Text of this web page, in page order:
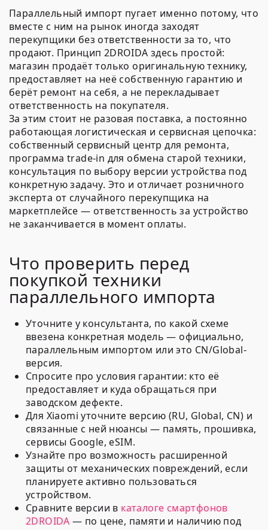
Параллельный импорт пугает именно потому, что
вместе с ним на рынок иногда заходят
перекупщики без ответственности за то, что
продают. Принцип 2DROIDA здесь простой:
магазин продаёт только оригинальную технику,
предоставляет на неё собственную гарантию и
берёт ремонт на себя, а не перекладывает
ответственность на покупателя.
За этим стоит не разовая поставка, а постоянно
работающая логистическая и сервисная цепочка:
собственный сервисный центр для ремонта,
программа trade-in для обмена старой техники,
консультация по выбору версии устройства под
конкретную задачу. Это и отличает розничного
эксперта от случайного перекупщика на
маркетплейсе — ответственность за устройство
не заканчивается в момент оплаты.
Что проверить перед
покупкой техники
параллельного импорта
Уточните у консультанта, по какой схеме
ввезена конкретная модель — официально,
параллельным импортом или это CN/Global-
версия.
Спросите про условия гарантии: кто её
предоставляет и куда обращаться при
заводском дефекте.
Для Xiaomi уточните версию (RU, Global, CN) и
связанные с ней нюансы — память, прошивка,
сервисы Google, eSIM.
Узнайте про возможность расширенной
защиты от механических повреждений, если
планируете активно пользоваться
устройством.
Сравните версии в каталоге смартфонов
2DROIDA — по цене, памяти и наличию под